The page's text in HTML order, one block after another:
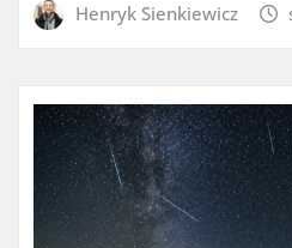
Henryk Sienkiewicz